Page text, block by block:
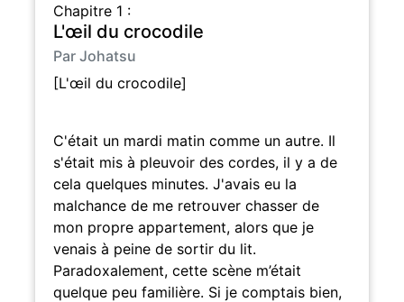
Chapitre 1 :
L'œil du crocodile
Par Johatsu
[L'œil du crocodile]
C'était un mardi matin comme un autre. Il
s'était mis à pleuvoir des cordes, il y a de
cela quelques minutes. J'avais eu la
malchance de me retrouver chasser de
mon propre appartement, alors que je
venais à peine de sortir du lit.
Paradoxalement, cette scène m’était
quelque peu familière. Si je comptais bien,